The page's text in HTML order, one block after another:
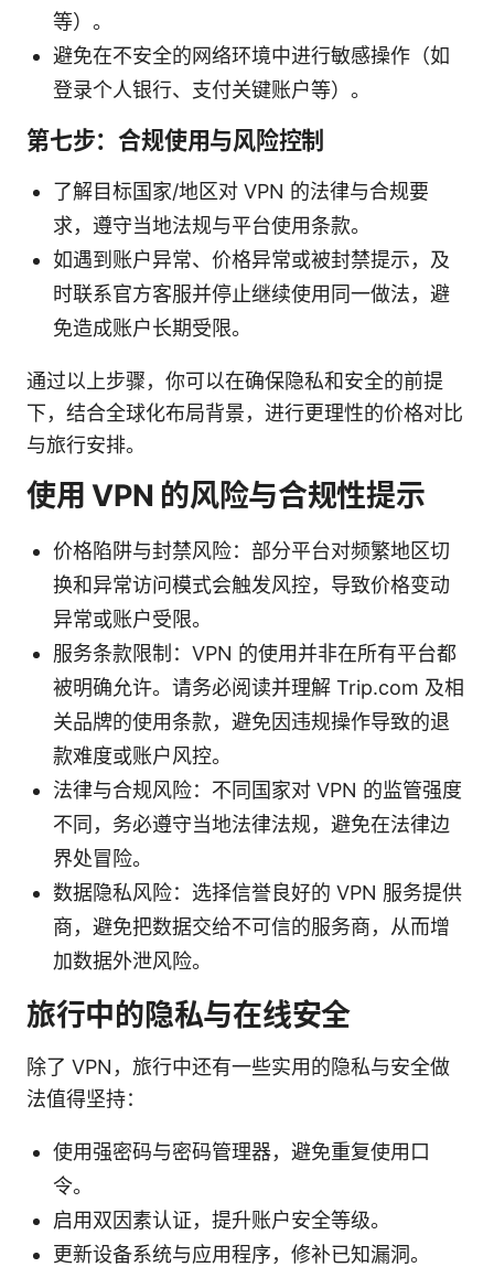
等）。
避免在不安全的网络环境中进行敏感操作（如
登录个人银行、支付关键账户等）。
第七步：合规使用与风险控制
了解目标国家/地区对 VPN 的法律与合规要
求，遵守当地法规与平台使用条款。
如遇到账户异常、价格异常或被封禁提示，及
时联系官方客服并停止继续使用同一做法，避
免造成账户长期受限。
通过以上步骤，你可以在确保隐私和安全的前提
下，结合全球化布局背景，进行更理性的价格对比
与旅行安排。
使用 VPN 的风险与合规性提示
价格陷阱与封禁风险：部分平台对频繁地区切
换和异常访问模式会触发风控，导致价格变动
异常或账户受限。
服务条款限制：VPN 的使用并非在所有平台都
被明确允许。请务必阅读并理解 Trip.com 及相
关品牌的使用条款，避免因违规操作导致的退
款难度或账户风控。
法律与合规风险：不同国家对 VPN 的监管强度
不同，务必遵守当地法律法规，避免在法律边
界处冒险。
数据隐私风险：选择信誉良好的 VPN 服务提供
商，避免把数据交给不可信的服务商，从而增
加数据外泄风险。
旅行中的隐私与在线安全
除了 VPN，旅行中还有一些实用的隐私与安全做
法值得坚持：
使用强密码与密码管理器，避免重复使用口
令。
启用双因素认证，提升账户安全等级。
更新设备系统与应用程序，修补已知漏洞。